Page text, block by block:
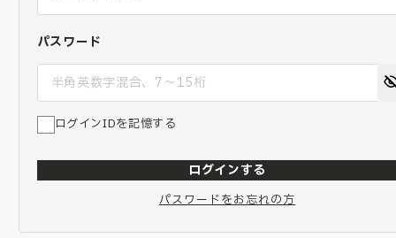
パスワード
ログインIDを記憶する
ログインする
パスワードをお忘れの方